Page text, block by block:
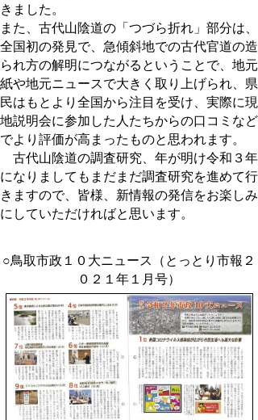
きました。
また、古代山陰道の「つづら折れ」部分は、
全国初の発見で、急傾斜地での古代官道の造
られ方の解明につながるということで、地元
紙や地元ニュースで大きく取り上げられ、県
民はもとより全国から注目を受け、実際に現
地説明会に参加した人たちからの口コミなど
でより評価が高まったものと思われます。
古代山陰道の調査研究、年が明け令和３年
になりましてもまだまだ調査研究を進めて行
きますので、皆様、新情報の発信をお楽しみ
にしていただければと思います。
○鳥取市政１０大ニュース（とっとり市報２
０２１年１月号）